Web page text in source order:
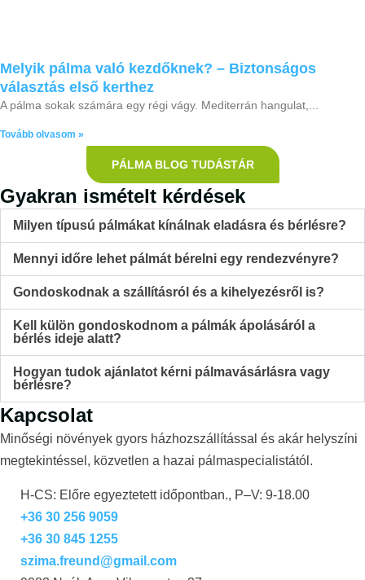
Melyik pálma való kezdőknek? – Biztonságos
választás első kerthez
A pálma sokak számára egy régi vágy. Mediterrán hangulat,
Tovább olvasom »
PÁLMA BLOG TUDÁSTÁR
Gyakran ismételt kérdések
Milyen típusú pálmákat kínálnak eladásra és bérlésre?
Mennyi időre lehet pálmát bérelni egy rendezvényre?
Gondoskodnak a szállításról és a kihelyezésről is?
Kell külön gondoskodnom a pálmák ápolásáról a
bérlés ideje alatt?
Hogyan tudok ajánlatot kérni pálmavásárlásra vagy
bérlésre?
Kapcsolat
Minőségi növények gyors házhozszállítással és akár helyszíni
megtekintéssel, közvetlen a hazai pálmaspecialistától.
H-CS: Előre egyeztetett időpontban., P–V: 9-18.00
+36 30 256 9059
+36 30 845 1255
szima.freund@gmail.com